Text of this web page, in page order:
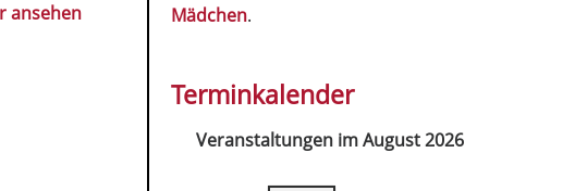
ansehen
Mädchen.
Terminkalender
Veranstaltungen im August 2026